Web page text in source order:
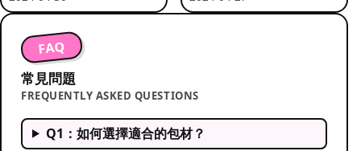
FAQ
常見問題
FREQUENTLY ASKED QUESTIONS
Q1：如何選擇適合的包材？